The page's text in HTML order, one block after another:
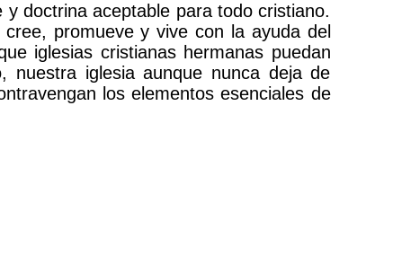
doctrina aceptable para todo cristiano.
promueve y vive con la ayuda del
iglesias cristianas hermanas puedan
nuestra iglesia aunque nunca deja de
los elementos esenciales de